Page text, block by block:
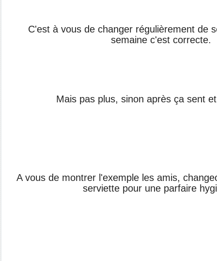
C'est à vous de changer régulièrement de
semaine c'est correcte.
Mais pas plus, sinon après ça sent
A vous de montrer l'exemple les amis,
serviette pour une parfaire